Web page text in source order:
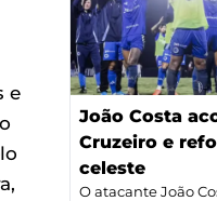
e
João Costa
Cruzeiro e
celeste
O atacante João